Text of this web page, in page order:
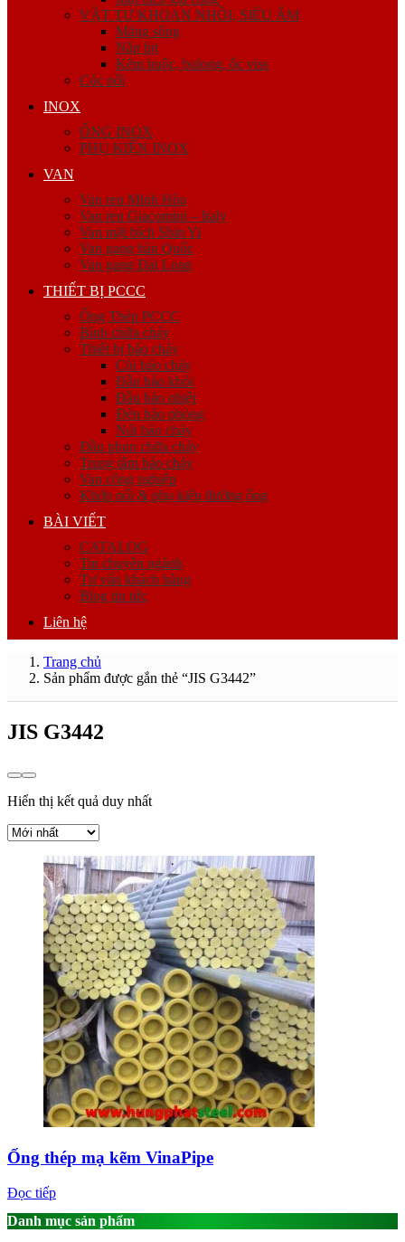
VẬT TƯ KHOAN NHỒI, SIÊU ÂM
Măng sông
Nắp bịt
Kẽm buộc, bulong, ốc viss
Cóc nối
INOX
ỐNG INOX
PHỤ KIỆN INOX
VAN
Van ren Minh Hòa
Van ren Giacomini – Italy
Van mặt bích Shin Yi
Van gang hàn Quốc
Van gang Đài Loan
THIẾT BỊ PCCC
Ống Thép PCCC
Bình chữa cháy
Thiết bị báo cháy
Còi báo cháy
Đầu báo khói
Đầu báo nhiệt
Đèn báo phòng
Nút báo cháy
Đầu phun chữa cháy
Trung tâm báo cháy
Van công nghiệp
Khớp nối & phụ kiện đường ống
BÀI VIẾT
CATALOG
Tin chuyên ngành
Tư vấn khách hàng
Blog tin tức
Liên hệ
Trang chủ
Sản phẩm được gắn thẻ “JIS G3442”
JIS G3442
Hiển thị kết quả duy nhất
Ống thép mạ kẽm VinaPipe
Đọc tiếp
Danh mục sản phẩm